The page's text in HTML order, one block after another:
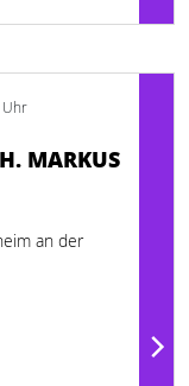
Uhr
MARKUS
an der